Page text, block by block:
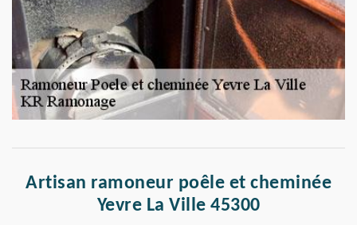
Artisan ramoneur poêle et cheminée
Yevre La Ville 45300